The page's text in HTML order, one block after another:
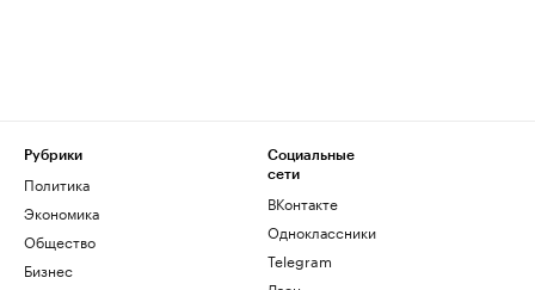
Рубрики
Политика
Экономика
Общество
Бизнес
Социальные
сети
ВКонтакте
Одноклассники
Telegram